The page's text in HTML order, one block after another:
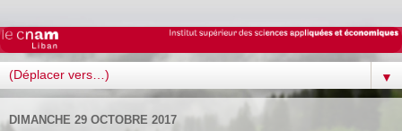
▼
DIMANCHE 29 OCTOBRE 2017